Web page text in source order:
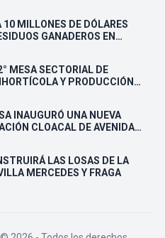
10 MILLONES DE DÓLARES
GANADEROS EN
MESA SECTORIAL DE
Y PRODUCCIÓN
INAUGURÓ UNA NUEVA
CLOACAL DE AVENIDA
LAS LOSAS DE LA
MERCEDES Y FRAGA